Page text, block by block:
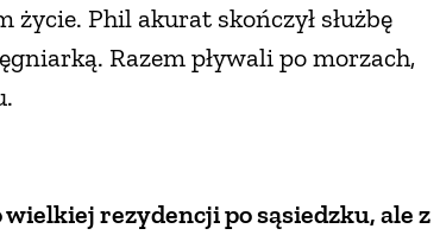
Phil akurat skończył służbę
Razem pływali po morzach,
rezydencji po sąsiedzku, ale z